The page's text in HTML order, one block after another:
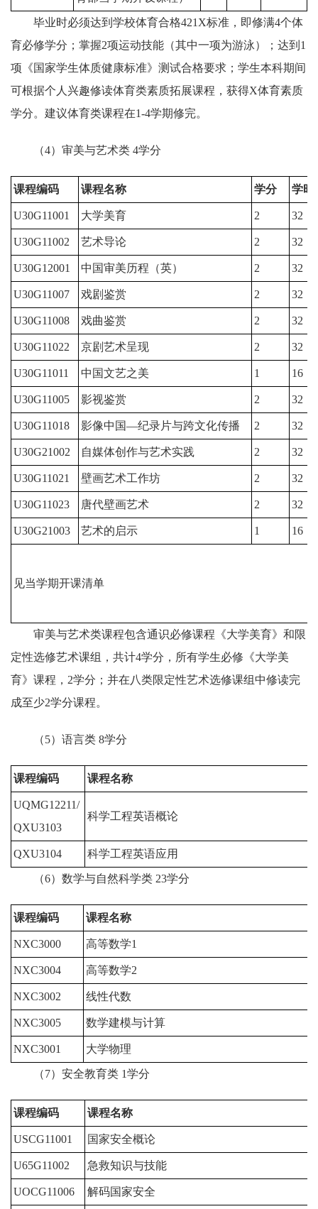
毕业时必须达到学校体育合格421X标准，即修满4个体
育必修学分；掌握2项运动技能（其中一项为游泳）；达到1
项《国家学生体质健康标准》测试合格要求；学生本科期间
可根据个人兴趣修读体育类素质拓展课程，获得X体育素质
学分。建议体育类课程在1-4学期修完。
（4）审美与艺术类 4学分
课程编码 课程名称 学分 学时
U30G11001 大学美育 2 32
U30G11002 艺术导论 2 32
U30G12001 中国审美历程（英） 2 32
U30G11007 戏剧鉴赏 2 32
U30G11008 戏曲鉴赏 2 32
U30G11022 京剧艺术呈现 2 32
U30G11011 中国文艺之美 1 16
U30G11005 影视鉴赏 2 32
U30G11018 影像中国—纪录片与跨文化传播 2 32
U30G21002 自媒体创作与艺术实践 2 32
U30G11021 壁画艺术工作坊 2 32
U30G11023 唐代壁画艺术 2 32
U30G21003 艺术的启示 1 16
见当学期开课清单
审美与艺术类课程包含通识必修课程《大学美育》和限
定性选修艺术课组，共计4学分，所有学生必修《大学美
育》课程，2学分；并在八类限定性艺术选修课组中修读完
成至少2学分课程。
（5）语言类 8学分
课程编码 课程名称
UQMG12211/
QXU3103
科学工程英语概论
QXU3104 科学工程英语应用
（6）数学与自然科学类 23学分
课程编码 课程名称
NXC3000 高等数学1
NXC3004 高等数学2
NXC3002 线性代数
NXC3005 数学建模与计算
NXC3001 大学物理
（7）安全教育类 1学分
课程编码 课程名称
USCG11001 国家安全概论
U65G11002 急救知识与技能
UOCG11006 解码国家安全